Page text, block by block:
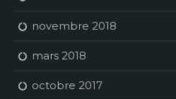
novembre 2018
mars 2018
octobre 2017